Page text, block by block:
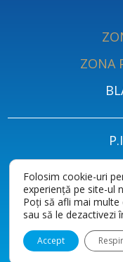
ZONA
PRIVACY POLICY FOR
MODULE
Folosim cookie-uri
experiență pe site-ul
Poți să afli mai
sau să le dezactivezi
Accept